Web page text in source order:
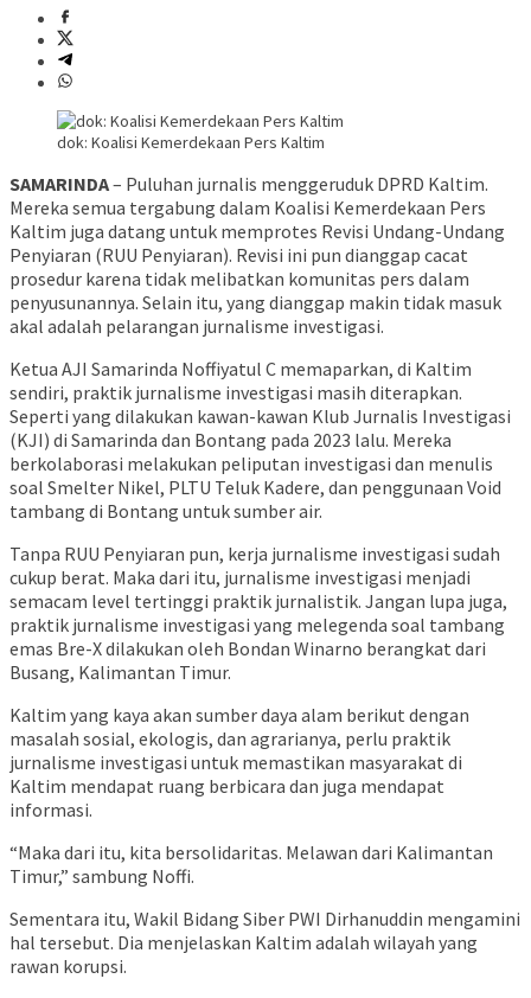
dok: Koalisi Kemerdekaan Pers Kaltim
SAMARINDA– Puluhan jurnalis menggeruduk DPRD Kaltim.
Mereka semua tergabung dalam Koalisi Kemerdekaan Pers
Kaltim juga datang untuk memprotes Revisi Undang-Undang
Penyiaran (RUU Penyiaran). Revisi ini pun dianggap cacat
prosedur karena tidak melibatkan komunitas pers dalam
penyusunannya. Selain itu, yang dianggap makin tidak masuk
akal adalah pelarangan jurnalisme investigasi.
Ketua AJI Samarinda Noffiyatul C memaparkan, di Kaltim
sendiri, praktik jurnalisme investigasi masih diterapkan.
Seperti yang dilakukan kawan-kawan Klub Jurnalis Investigasi
(KJI) di Samarinda dan Bontang pada 2023 lalu. Mereka
berkolaborasi melakukan peliputan investigasi dan menulis
soal Smelter Nikel, PLTU Teluk Kadere, dan penggunaan Void
tambang di Bontang untuk sumber air.
Tanpa RUU Penyiaran pun, kerja jurnalisme investigasi sudah
cukup berat. Maka dari itu, jurnalisme investigasi menjadi
semacam level tertinggi praktik jurnalistik. Jangan lupa juga,
praktik jurnalisme investigasi yang melegenda soal tambang
emas Bre-X dilakukan oleh Bondan Winarno berangkat dari
Busang, Kalimantan Timur.
Kaltim yang kaya akan sumber daya alam berikut dengan
masalah sosial, ekologis, dan agrarianya, perlu praktik
jurnalisme investigasi untuk memastikan masyarakat di
Kaltim mendapat ruang berbicara dan juga mendapat
informasi.
“Maka dari itu, kita bersolidaritas. Melawan dari Kalimantan
Timur,” sambung Noffi.
Sementara itu, Wakil Bidang Siber PWI Dirhanuddin mengamini
hal tersebut. Dia menjelaskan Kaltim adalah wilayah yang
rawan korupsi.